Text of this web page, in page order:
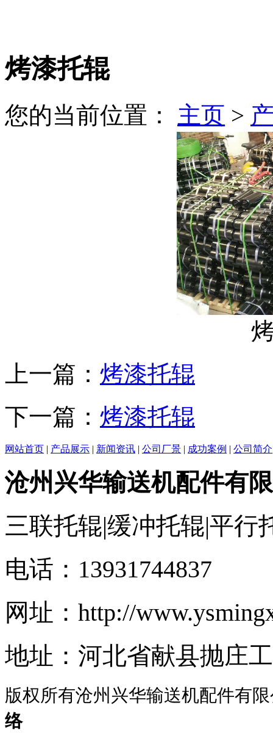
烤漆托辊
您的当前位置： 主页 >
上一篇： 烤漆托辊
下一篇： 烤漆托辊
网站首页 | 产品展示 | 新闻资讯 | 公司厂景 | 成功案例 | 公司简介
沧州兴华输送机配件有
三联托辊|缓冲托辊|平行
电话：13931744837
网址：http://
地址：河北省献县抛庄
版权所有沧州兴华输送机配件有
络